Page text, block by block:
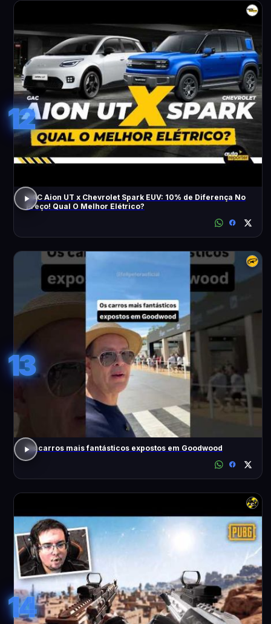
12
GAC Aion UT x Chevrolet Spark EUV: 10% de Diferença No
Preço! Qual O Melhor Elétrico?
13
Os carros mais fantásticos expostos em Goodwood
14